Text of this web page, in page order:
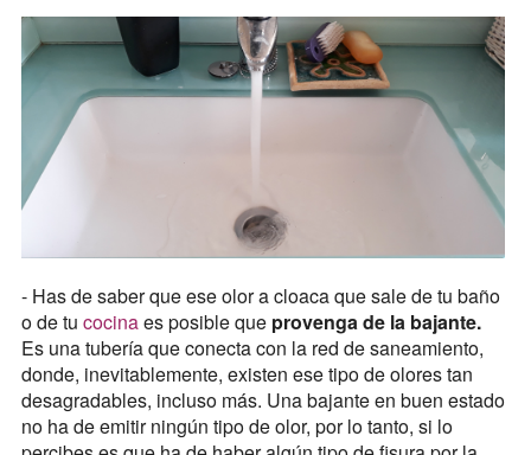
- Has de saber que ese olor a cloaca que sale de tu baño
o de tu cocinaes posible que provenga de la bajante.
Es una tubería que conecta con la red de saneamiento,
donde, inevitablemente, existen ese tipo de olores tan
desagradables, incluso más. Una bajante en buen estado
no ha de emitir ningún tipo de olor, por lo tanto, si lo